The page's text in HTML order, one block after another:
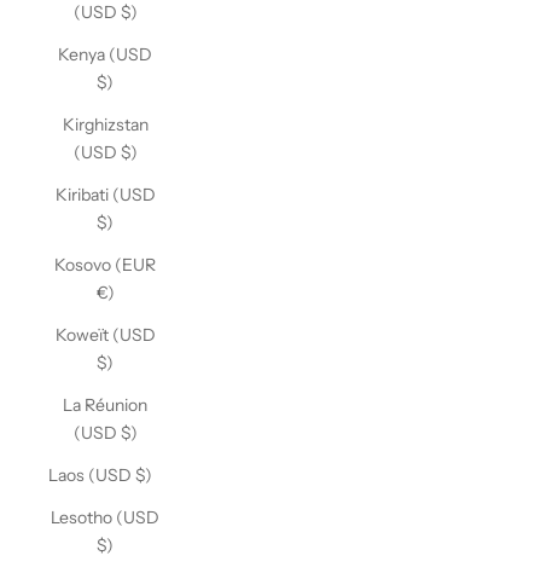
(USD $)
Kenya (USD
$)
Kirghizstan
(USD $)
Kiribati (USD
$)
Kosovo (EUR
€)
Koweït (USD
$)
La Réunion
(USD $)
Laos (USD $)
Lesotho (USD
$)